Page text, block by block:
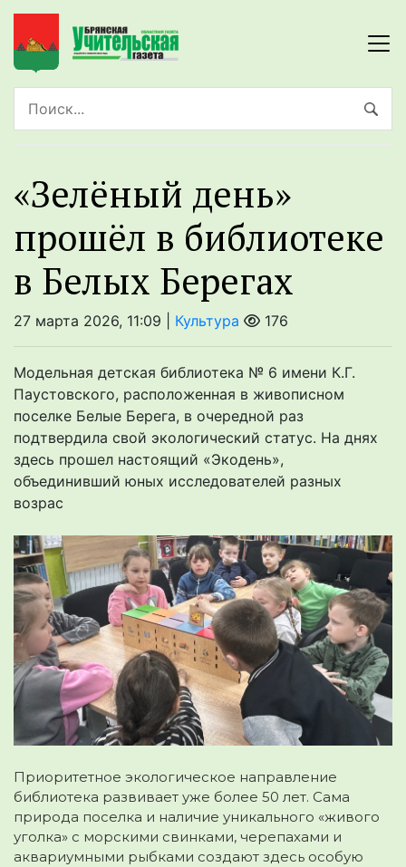
«Зелёный день»
прошёл в библиотеке
в Белых Берегах
27 марта 2026, 11:09 | Культура 176
Модельная детская библиотека № 6 имени К.Г.
Паустовского, расположенная в живописном
поселке Белые Берега, в очередной раз
подтвердила свой экологический статус. На днях
здесь прошел настоящий «Экодень»,
объединивший юных исследователей разных
возрас
Приоритетное экологическое направление
библиотека развивает уже более 50 лет. Сама
природа поселка и наличие уникального «живого
уголка» с морскими свинками, черепахами и
аквариумными рыбками создают здесь особую